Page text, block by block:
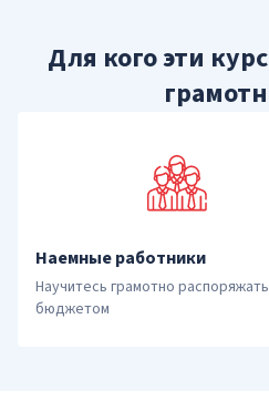
Для кого эти
Наемные работники
Научитесь грамотно
бюджетом